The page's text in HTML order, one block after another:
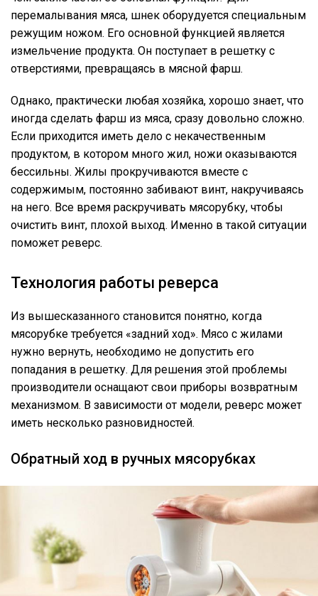
перемалывания мяса, шнек оборудуется специальным
режущим ножом. Его основной функцией является
измельчение продукта. Он поступает в решетку с
отверстиями, превращаясь в мясной фарш.
Однако, практически любая хозяйка, хорошо знает, что
иногда сделать фарш из мяса, сразу довольно сложно.
Если приходится иметь дело с некачественным
продуктом, в котором много жил, ножи оказываются
бессильны. Жилы прокручиваются вместе с
содержимым, постоянно забивают винт, накручиваясь
на него. Все время раскручивать мясорубку, чтобы
очистить винт, плохой выход. Именно в такой ситуации
поможет реверс.
Технология работы реверса
Из вышесказанного становится понятно, когда
мясорубке требуется «задний ход». Мясо с жилами
нужно вернуть, необходимо не допустить его
попадания в решетку. Для решения этой проблемы
производители оснащают свои приборы возвратным
механизмом. В зависимости от модели, реверс может
иметь несколько разновидностей.
Обратный ход в ручных мясорубках